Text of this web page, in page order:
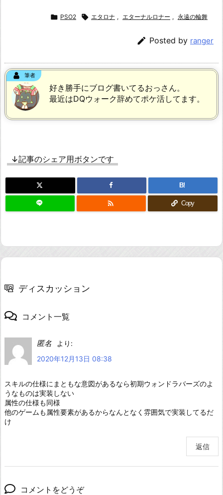
 PSO2  エタロナ , エターナルロナー , 永遠の輪舞
 Posted by ranger
筆者
好き勝手にブログ書いてるおっさん。
最近はDQウォーク辞めてポケ活してます。
↓記事のシェア用ボタンです
B!
 Copy
ディスカッション
コメント一覧
匿名
より:
2020年12月13日 08:38
スキルの仕様にまともな意図があるなら初期ウォンドラバーズのよ
うなものは実装しない
属性の仕様も同様
他のゲームも属性要素があるからなんとなく雰囲気で実装してるだ
け
返信
コメントをどうぞ